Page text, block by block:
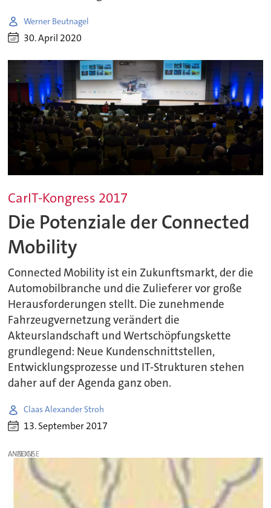
Werner Beutnagel
30. April 2020
CarIT-Kongress 2017
Die Potenziale der Connected
Mobility
Connected Mobility ist ein Zukunftsmarkt, der die
Automobilbranche und die Zulieferer vor große
Herausforderungen stellt. Die zunehmende
Fahrzeugvernetzung verändert die
Akteurslandschaft und Wertschöpfungskette
grundlegend: Neue Kundenschnittstellen,
Entwicklungsprozesse und IT-Strukturen stehen
daher auf der Agenda ganz oben.
Claas Alexander Stroh
13. September 2017
ANZEIGE